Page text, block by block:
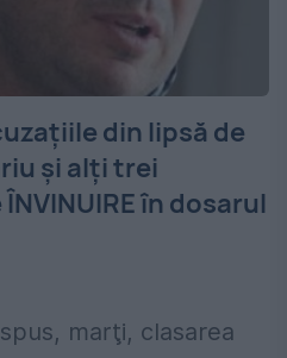
din lipsă de
şi alţi trei
în dosarul
marţi, clasarea